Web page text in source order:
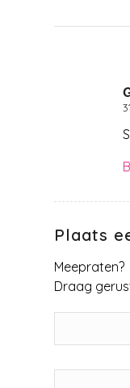
Plaats
Meepraten?
Draag